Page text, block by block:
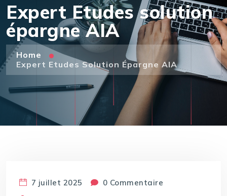
Expert Etudes solution
épargne AIA
Home
Expert Etudes Solution Épargne AIA
7 juillet 2025
0 Commentaire